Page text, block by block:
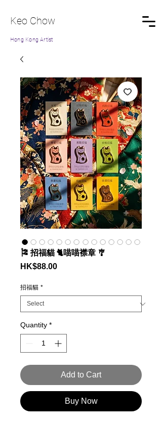
Keo Chow
Hong Kong Artist
🎏 招福貓 🐈喵喵襟章 🎐
HK$88.00Price
招福貓 *
Quantity *
Add to Cart
Buy Now